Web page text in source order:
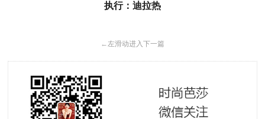
执行：迪拉热
←左滑动进入下一篇